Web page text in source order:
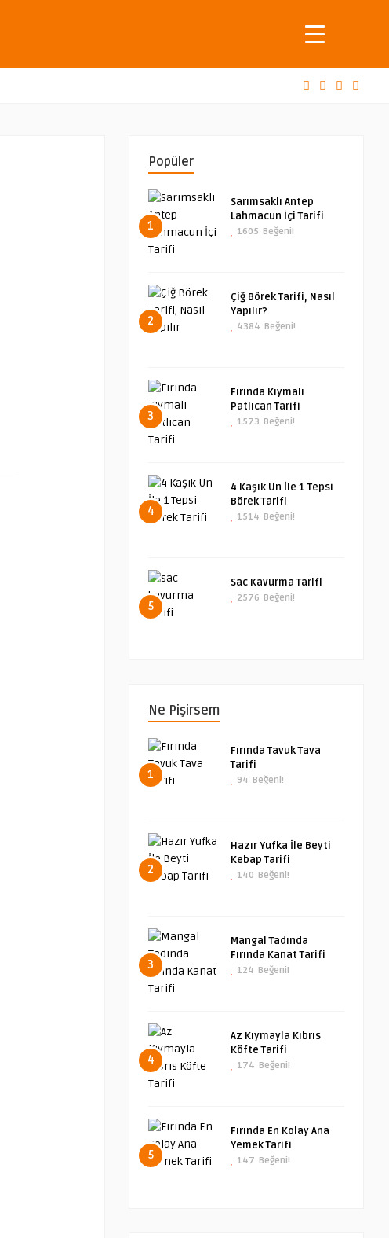
Popüler
1
Sarımsaklı Antep
Lahmacun İçi Tarifi
1605 Beğeni!
2
Çiğ Börek Tarifi, Nasıl
Yapılır?
4384 Beğeni!
3
Fırında Kıymalı
Patlıcan Tarifi
1573 Beğeni!
4
4 Kaşık Un İle 1 Tepsi
Börek Tarifi
1514 Beğeni!
5
Sac Kavurma Tarifi
2576 Beğeni!
Ne Pişirsem
1
Fırında Tavuk Tava
Tarifi
94 Beğeni!
2
Hazır Yufka İle Beyti
Kebap Tarifi
140 Beğeni!
3
Mangal Tadında
Fırında Kanat Tarifi
124 Beğeni!
4
Az Kıymayla Kıbrıs
Köfte Tarifi
174 Beğeni!
5
Fırında En Kolay Ana
Yemek Tarifi
147 Beğeni!